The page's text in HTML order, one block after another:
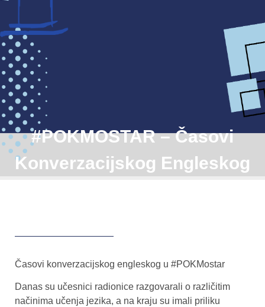
#POKMOSTAR – Časovi
Konverzacijskog Engleskog
Časovi konverzacijskog engleskog u #POKMostar
Danas su učesnici radionice razgovarali o različitim
načinima učenja jezika, a na kraju su imali priliku